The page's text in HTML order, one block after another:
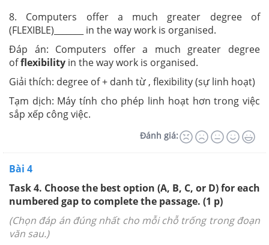
8. Computers offer a much greater degree of
(FLEXIBLE)_______ in the way work is organised.
Đáp án: Computers offer a much greater degree
offlexibility in the way work is organised.
Giải thích: degree of + danh từ , flexibility (sự linh hoạt)
Tạm dịch: Máy tính cho phép linh hoạt hơn trong việc
sắp xếp công việc.
Đánh giá:
Bài 4
Task 4. Choose the best option (A, B, C, or D) for each
numbered gap to complete the passage. (1 p)
(Chọn đáp án đúng nhất cho mỗi chỗ trống trong đoạn
văn sau.)